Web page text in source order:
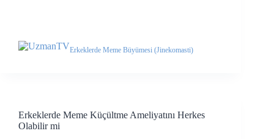
Erkeklerde Meme Büyümesi (Jinekomasti)
Erkeklerde Meme Küçültme Ameliyatını Herkes
Olabilir mi